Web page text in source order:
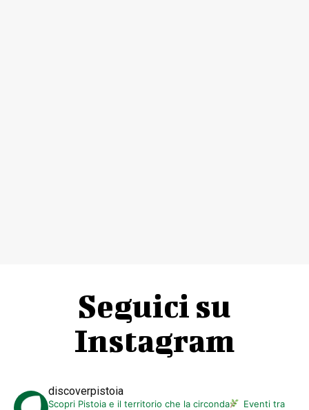
Seguici su
Instagram
discoverpistoia
Scopri Pistoia e il territorio che la circonda
Eventi tra